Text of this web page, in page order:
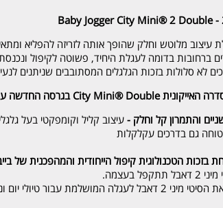
ברחובות בדומה לעגלת היחיד, פשוטה לקיפול
לא סלולות בזכות הגלגלים המסתובבים שניתנים
והתמרון קל וחלק - עיצוב קליל וקומפקטי בעל
גם בדרכים עקלקלות
בזכות הטכנולוגית קיפול הייחודית והמהפכנית של
יום ונסיעות ממושכות